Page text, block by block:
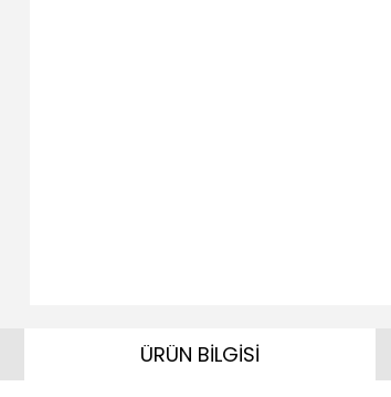
ÜRÜN BİLGİSİ